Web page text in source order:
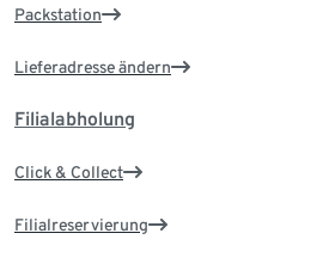
Packstation
Lieferadresse ändern
Filialabholung
Click & Collect
Filialreservierung